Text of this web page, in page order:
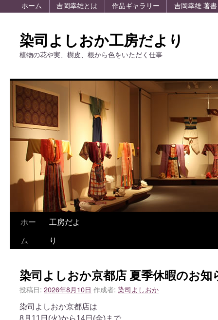
ホーム 吉岡幸雄とは 作品ギャラリー 吉岡幸雄 著書
染司よしおか工房だより
植物の花や実、樹皮、根から色をいただく仕事
ホー
ム
工房だよ
り
染司よしおか京都店 夏季休暇のお知
投稿日: 2026年8月10日 作成者: 染司よしおか
染司よしおか京都店は
8月11日(火)から14日(金)まで